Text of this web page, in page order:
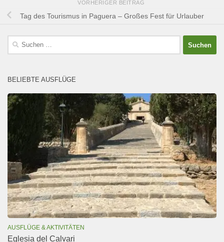
VORHERIGER BEITRAG
Tag des Tourismus in Paguera – Großes Fest für Urlauber
Suchen
BELIEBTE AUSFLÜGE
AUSFLÜGE & AKTIVITÄTEN
Eglesia del Calvari